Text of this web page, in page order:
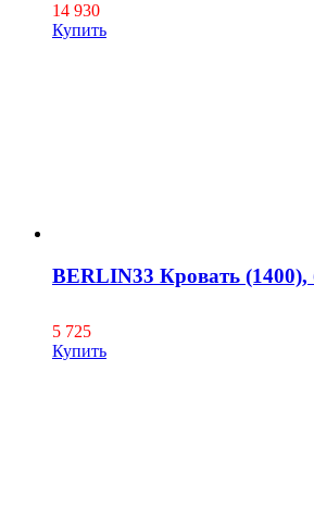
14 930
Купить
BERLIN33 Кровать (1400),
5 725
Купить